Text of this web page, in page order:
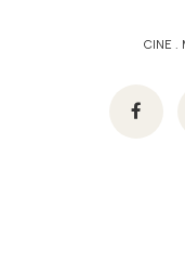
CINE .